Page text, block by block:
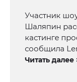
Участник
Шаляпин
кастинге
сообщила
Читать далее